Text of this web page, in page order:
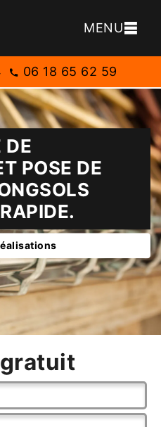
MENU
06 18 65 62 59
DE
POSE DE